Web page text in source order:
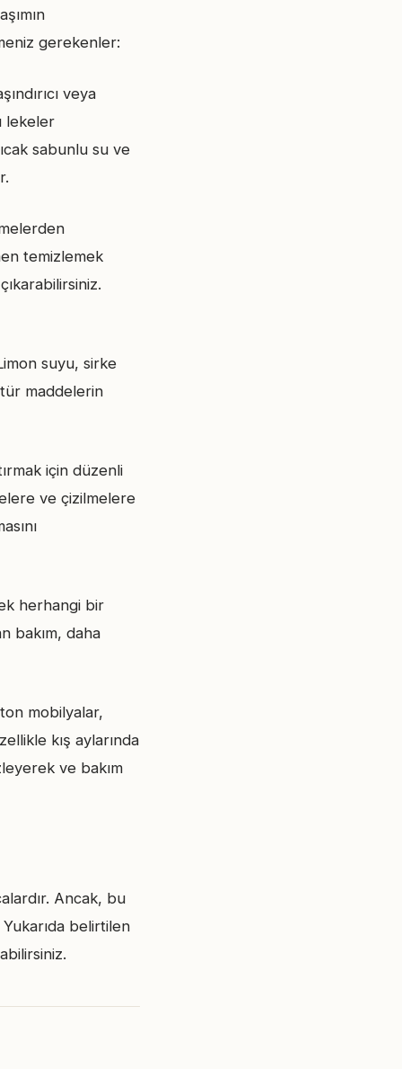
gerekenler:
veya
lekeler
sabunlu su ve
temizlemek
suyu, sirke
maddelerin
için düzenli
ve çizilmelere
herhangi bir
bakım, daha
mobilyalar,
kış aylarında
ve bakım
Ancak, bu
belirtilen